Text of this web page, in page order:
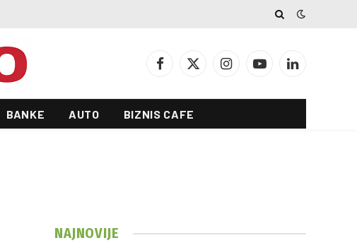
Facebook
X
InstagramYouTubeLinkedIn
BANKE AUTO BIZNIS CAFE
NAJNOVIJE